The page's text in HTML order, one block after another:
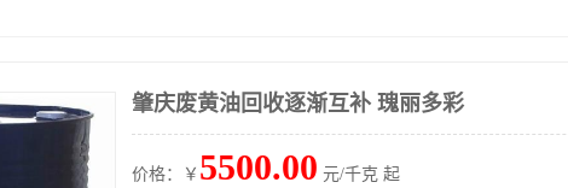
肇庆废黄油回收逐渐互补 瑰丽多彩
价格：￥ 5500.00 元/千克 起